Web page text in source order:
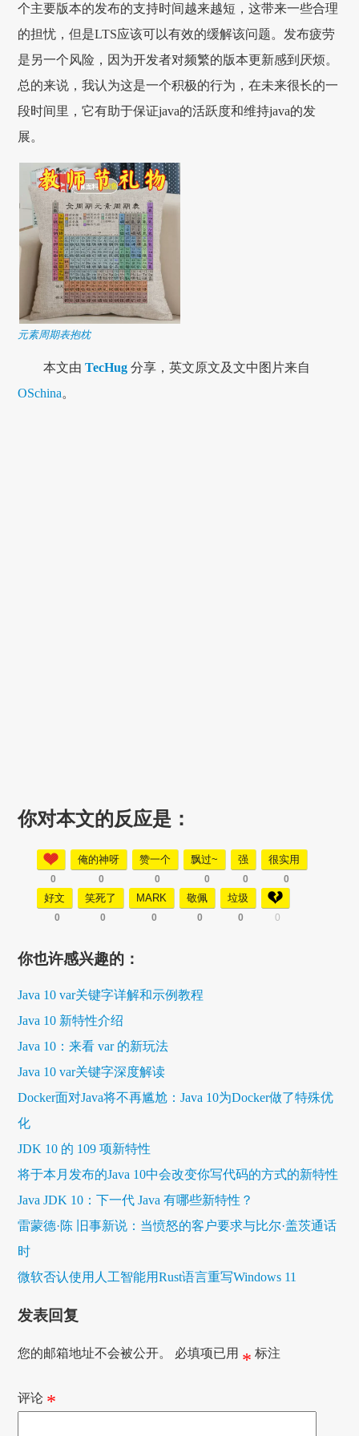
个主要版本的发布的支持时间越来越短，这带来一些合理
的担忧，但是LTS应该可以有效的缓解该问题。发布疲劳
是另一个风险，因为开发者对频繁的版本更新感到厌烦。
总的来说，我认为这是一个积极的行为，在未来很长的一
段时间里，它有助于保证java的活跃度和维持java的发
展。
元素周期表抱枕
本文由TecHug 分享，英文原文及文中图片来自
OSchina。
你对本文的反应是：
0
俺的神呀
0
赞一个
0
飘过~
0
强
0
很实用
0
好文
0
笑死了
0
MARK
0
敬佩
0
垃圾
0 0
你也许感兴趣的：
Java 10 var关键字详解和示例教程
Java 10 新特性介绍
Java 10：来看 var 的新玩法
Java 10 var关键字深度解读
Docker面对Java将不再尴尬：Java 10为Docker做了特殊优
化
JDK 10 的 109 项新特性
将于本月发布的Java 10中会改变你写代码的方式的新特性
Java JDK 10：下一代 Java 有哪些新特性？
雷蒙德·陈 旧事新说：当愤怒的客户要求与比尔·盖茨通话
时
微软否认使用人工智能用Rust语言重写Windows 11
发表回复
您的邮箱地址不会被公开。 必填项已用 * 标注
评论 *